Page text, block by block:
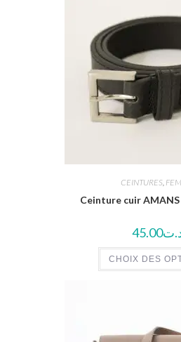
CEINTURES,
Ceinture cuir
45.00
CHOIX DES